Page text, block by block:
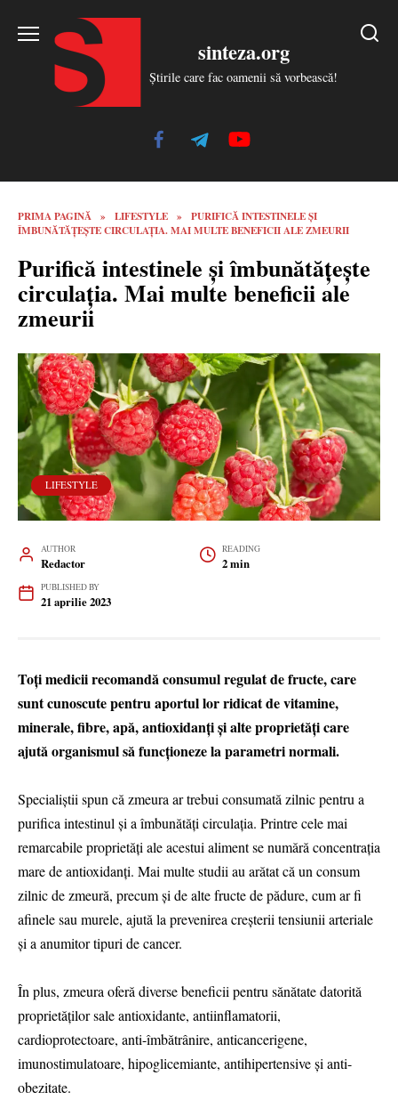
sinteza.org
Știrile care fac oamenii să vorbească!
PRIMA PAGINĂ » LIFESTYLE »
PURIFICĂ INTESTINELE ȘI
ÎMBUNĂTĂȚEŞTE CIRCULAȚIA. MAI MULTE BENEFICII ALE ZMEURII
Purifică intestinele și îmbunătățeşte
circulația. Mai multe beneficii ale
zmeurii
LIFESTYLE
AUTHOR
Redactor
READING
2 min
PUBLISHED BY
21 aprilie 2023
Toţi medicii recomandă consumul regulat de fructe, care
sunt cunoscute pentru aportul lor ridicat de vitamine,
minerale, fibre, apă, antioxidanți și alte proprietăți care
ajută organismul să funcționeze la parametri normali.
Specialiştii spun că zmeura ar trebui consumată zilnic pentru a
purifica intestinul și a îmbunătăți circulația. Printre cele mai
remarcabile proprietăți ale acestui aliment se numără concentrația
mare de antioxidanți. Mai multe studii au arătat că un consum
zilnic de zmeură, precum și de alte fructe de pădure, cum ar fi
afinele sau murele, ajută la prevenirea creșterii tensiunii arteriale
și a anumitor tipuri de cancer.
În plus, zmeura oferă diverse beneficii pentru sănătate datorită
proprietăților sale antioxidante, antiinflamatorii,
cardioprotectoare, anti-îmbătrânire, anticancerigene,
imunostimulatoare, hipoglicemiante, antihipertensive și anti-
obezitate.